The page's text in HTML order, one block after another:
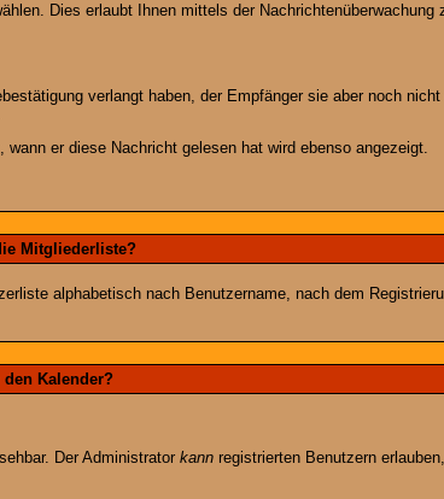
Dies erlaubt Ihnen mittels der Nachrichtenüberwachung
verlangt haben, der Empfänger sie aber noch
er diese Nachricht gelesen hat wird ebenso angezeigt.
Mitgliederliste?
alphabetisch nach Benutzername, nach dem
Kalender?
Der Administrator kannregistrierten Benutzern